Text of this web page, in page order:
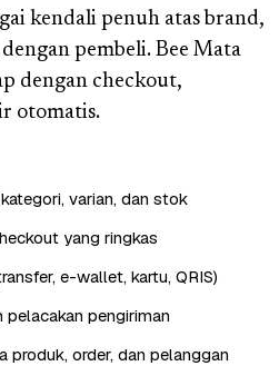
kendali penuh atas brand,
pembeli. Bee Mata
dengan checkout,
otomatis.
varian, dan stok
yang ringkas
e-wallet, kartu, QRIS)
pelacakan pengiriman
produk, order, dan pelanggan